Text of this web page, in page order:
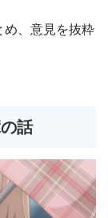
め、意見を抜粋
話